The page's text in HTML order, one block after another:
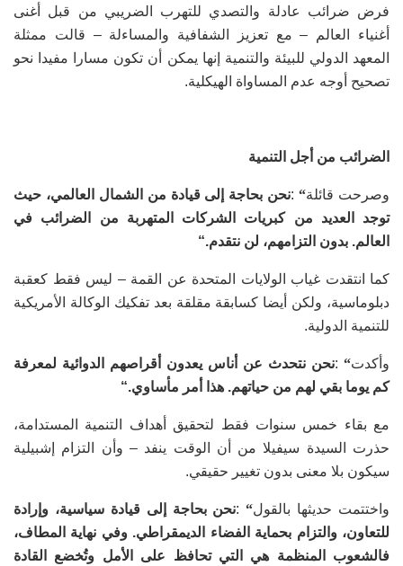
فرض ضرائب عادلة والتصدي للتهرب الضريبي من قبل أغنى
أغنياء العالم – مع تعزيز الشفافية والمساءلة – قالت ممثلة
المعهد الدولي للبيئة والتنمية إنها يمكن أن تكون مسارا مفيدا نحو
تصحيح أوجه عدم المساواة الهيكلية.
الضرائب من أجل التنمية
وصرحت قائلة :“ نحن بحاجة إلى قيادة من الشمال العالمي، حيث
توجد العديد من كبريات الشركات المتهربة من الضرائب في
العالم. بدون التزامهم، لن نتقدم“.
كما انتقدت غياب الولايات المتحدة عن القمة – ليس فقط كعقبة
دبلوماسية، ولكن أيضا كسابقة مقلقة بعد تفكيك الوكالة الأمريكية
للتنمية الدولية.
وأكدت : “ نحن نتحدث عن أناس يعدون أقراصهم الدوائية لمعرفة
كم يوما بقي لهم من حياتهم. هذا أمر مأساوي“.
مع بقاء خمس سنوات فقط لتحقيق أهداف التنمية المستدامة،
حذرت السيدة سيفيلا من أن الوقت ينفد – وأن التزام إشبيلية
سيكون بلا معنى بدون تغيير حقيقي.
واختتمت حديثها بالقول :“
نحن بحاجة إلى قيادة سياسية، وإرادة
للتعاون، والتزام بحماية الفضاء الديمقراطي. وفي نهاية المطاف،
فالشعوب المنظمة هي التي تحافظ على الأمل وتُخضع القادة